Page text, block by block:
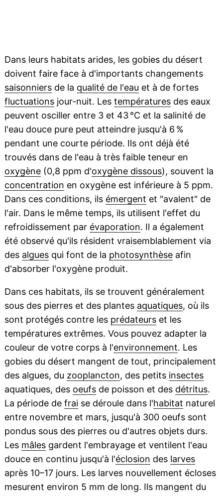
Dans leurs habitats arides, les gobies du désert
doivent faire face à d'importants changements
saisonniersde la qualité de l'eau et à de fortes
fluctuationsjour-nuit. Les températuresdes eaux
peuvent osciller entre 3 et 43 °C et la salinité de
l'eau douce pure peut atteindre jusqu'à 6 %
pendant une courte période. Ils ont déjà été
trouvés dans de l'eau à très faible teneur en
oxygène(0,8 ppm d'oxygène dissous), souvent la
concentration en oxygène est inférieure à 5 ppm.
Dans ces conditions, ils émergent et "avalent" de
l'air. Dans le même temps, ils utilisent l'effet du
refroidissement par évaporation. Il a également
été observé qu'ils résident vraisemblablement via
des alguesqui font de la photosynthèseafin
d'absorber l'oxygène produit.
Dans ces habitats, ils se trouvent généralement
sous des pierres et des plantes aquatiques, où ils
sont protégés contre les prédateurset les
températures extrêmes. Vous pouvez adapter la
couleur de votre corps à l'environnement. Les
gobies du désert mangent de tout, principalement
des algues, du zooplancton, des petits insectes
aquatiques, des oeufsde poisson et des détritus.
La période de fraise déroule dans l'habitat naturel
entre novembre et mars, jusqu'à 300 oeufs sont
pondus sous des pierres ou d'autres objets durs.
Les mâlesgardent l'embrayage et ventilent l'eau
douce en continu jusqu'à l'éclosion des larves
après 10–17 jours. Les larves nouvellement écloses
mesurent environ 5 mm de long. Ils mangent du